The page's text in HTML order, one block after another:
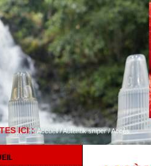
ICI :Accueil/Autentik sniper/Accès